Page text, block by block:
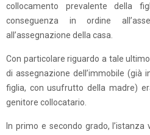
collocamento prevalente della
conseguenza in ordine
all’assegnazione della casa.
Con particolare riguardo a tale
di assegnazione dell’immobile (già
figlia, con usufrutto della madre)
genitore collocatario.
In primo e secondo grado,